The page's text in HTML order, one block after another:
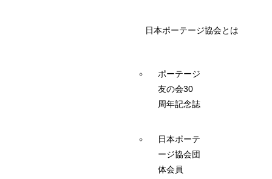
日本ポーテージ協会とは
ポーテージ
友の会30
周年記念誌
日本ポーテ
ージ協会団
体会員